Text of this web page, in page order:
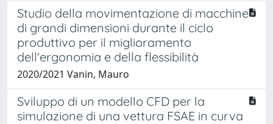
Studio della movimentazione di macchine
di grandi dimensioni durante il ciclo
produttivo per il miglioramento
dell'ergonomia e della flessibilità
2020/2021 Vanin, Mauro
Sviluppo di un modello CFD per la
simulazione di una vettura FSAE in curva